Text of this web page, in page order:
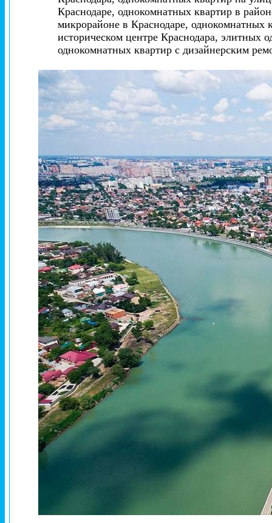
Краснодаре, однокомнатных квартир в
микрорайоне в Краснодаре,
историческом центре Краснодара, элитных
однокомнатных квартир с дизайнерским